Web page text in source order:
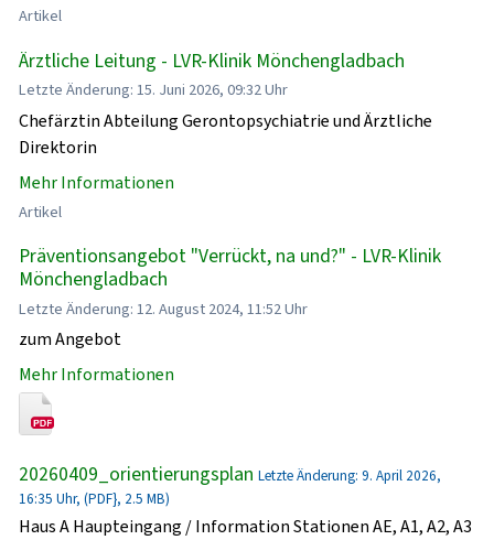
Artikel
Ärztliche Leitung - LVR-Klinik Mönchengladbach
Letzte Änderung: 15. Juni 2026, 09:32 Uhr
Chefärztin Abteilung Gerontopsychiatrie und Ärztliche
Direktorin
Mehr Informationen
Artikel
Präventionsangebot "Verrückt, na und?" - LVR-Klinik
Mönchengladbach
Letzte Änderung: 12. August 2024, 11:52 Uhr
zum Angebot
Mehr Informationen
20260409_orientierungsplan Letzte Änderung: 9. April 2026,
16:35 Uhr, (PDF}, 2.5 MB)
Haus A Haupteingang / Information Stationen AE, A1, A2, A3